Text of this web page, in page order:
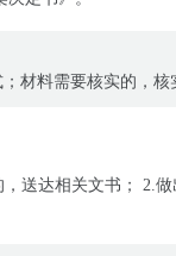
材料需要核实的，核
送达相关文书； 2.